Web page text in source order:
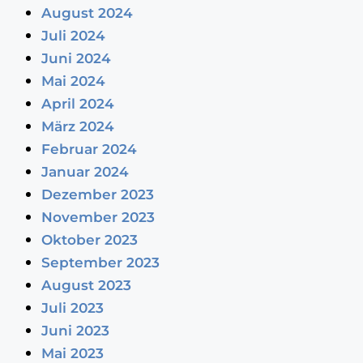
August 2024
Juli 2024
Juni 2024
Mai 2024
April 2024
März 2024
Februar 2024
Januar 2024
Dezember 2023
November 2023
Oktober 2023
September 2023
August 2023
Juli 2023
Juni 2023
Mai 2023